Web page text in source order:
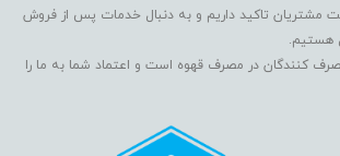
مشتریان تاکید داریم و به دنبال خدمات پس از فروش
هستیم.
کنندگان در مصرف قهوه است و اعتماد شما به ما را